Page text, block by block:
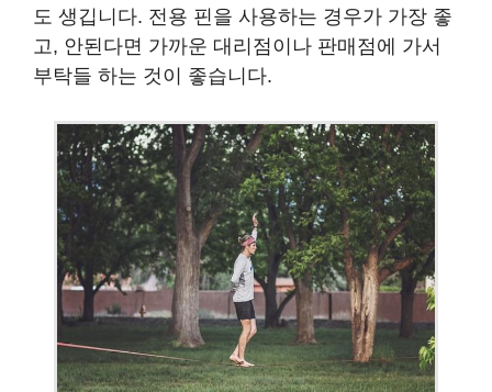
도 생깁니다. 전용 핀을 사용하는 경우가 가장 좋
고, 안된다면 가까운 대리점이나 판매점에 가서
부탁들 하는 것이 좋습니다.